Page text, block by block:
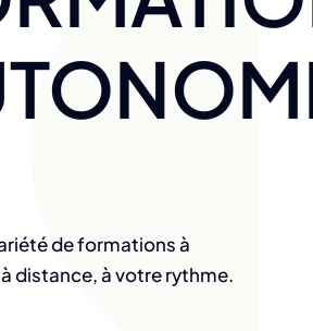
de formations à
distance, à votre rythme.